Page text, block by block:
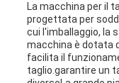
La macchina per il
progettata per
cui l'imballaggio, la
macchina è dotata
facilita il
taglio.garantire un